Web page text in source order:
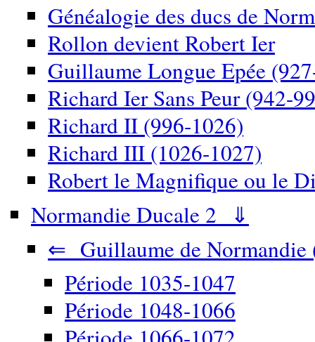
Généalogie des ducs de
Rollon devient Robert Ier
Guillaume Longue Epée
Richard Ier Sans Peur (942-
Richard II (996-1026)
Richard III (1026-1027)
Robert le Magnifique ou le
Normandie Ducale 2 ⇓
⇐ Guillaume de Normandie
Période 1035-1047
Période 1048-1066